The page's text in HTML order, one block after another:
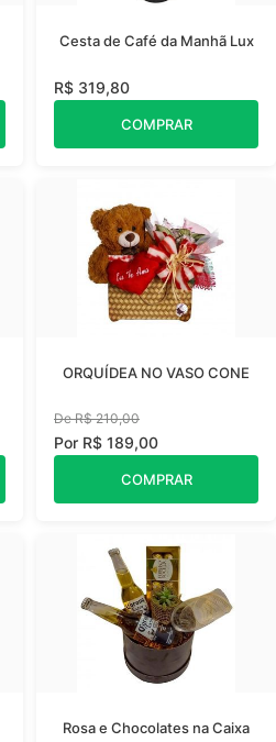
Cesta de Café da Manhã Lux
R$ 319,80
COMPRAR
ORQUÍDEA NO VASO CONE
De R$ 210,00
Por R$ 189,00
COMPRAR
Rosa e Chocolates na Caixa